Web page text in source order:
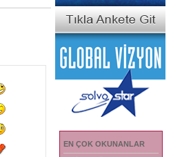
EN ÇOK OKUNANLAR